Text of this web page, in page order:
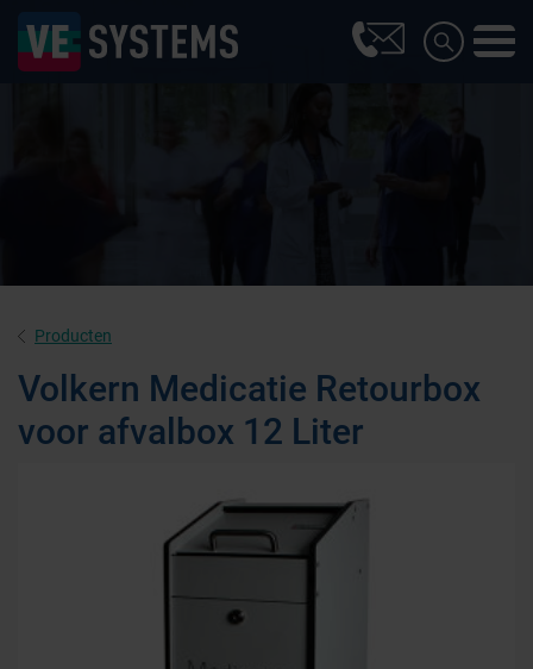
Producten
Volkern Medicatie Retourbox
voor afvalbox 12 Liter